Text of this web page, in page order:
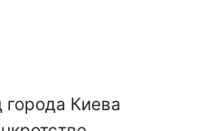
города Киева